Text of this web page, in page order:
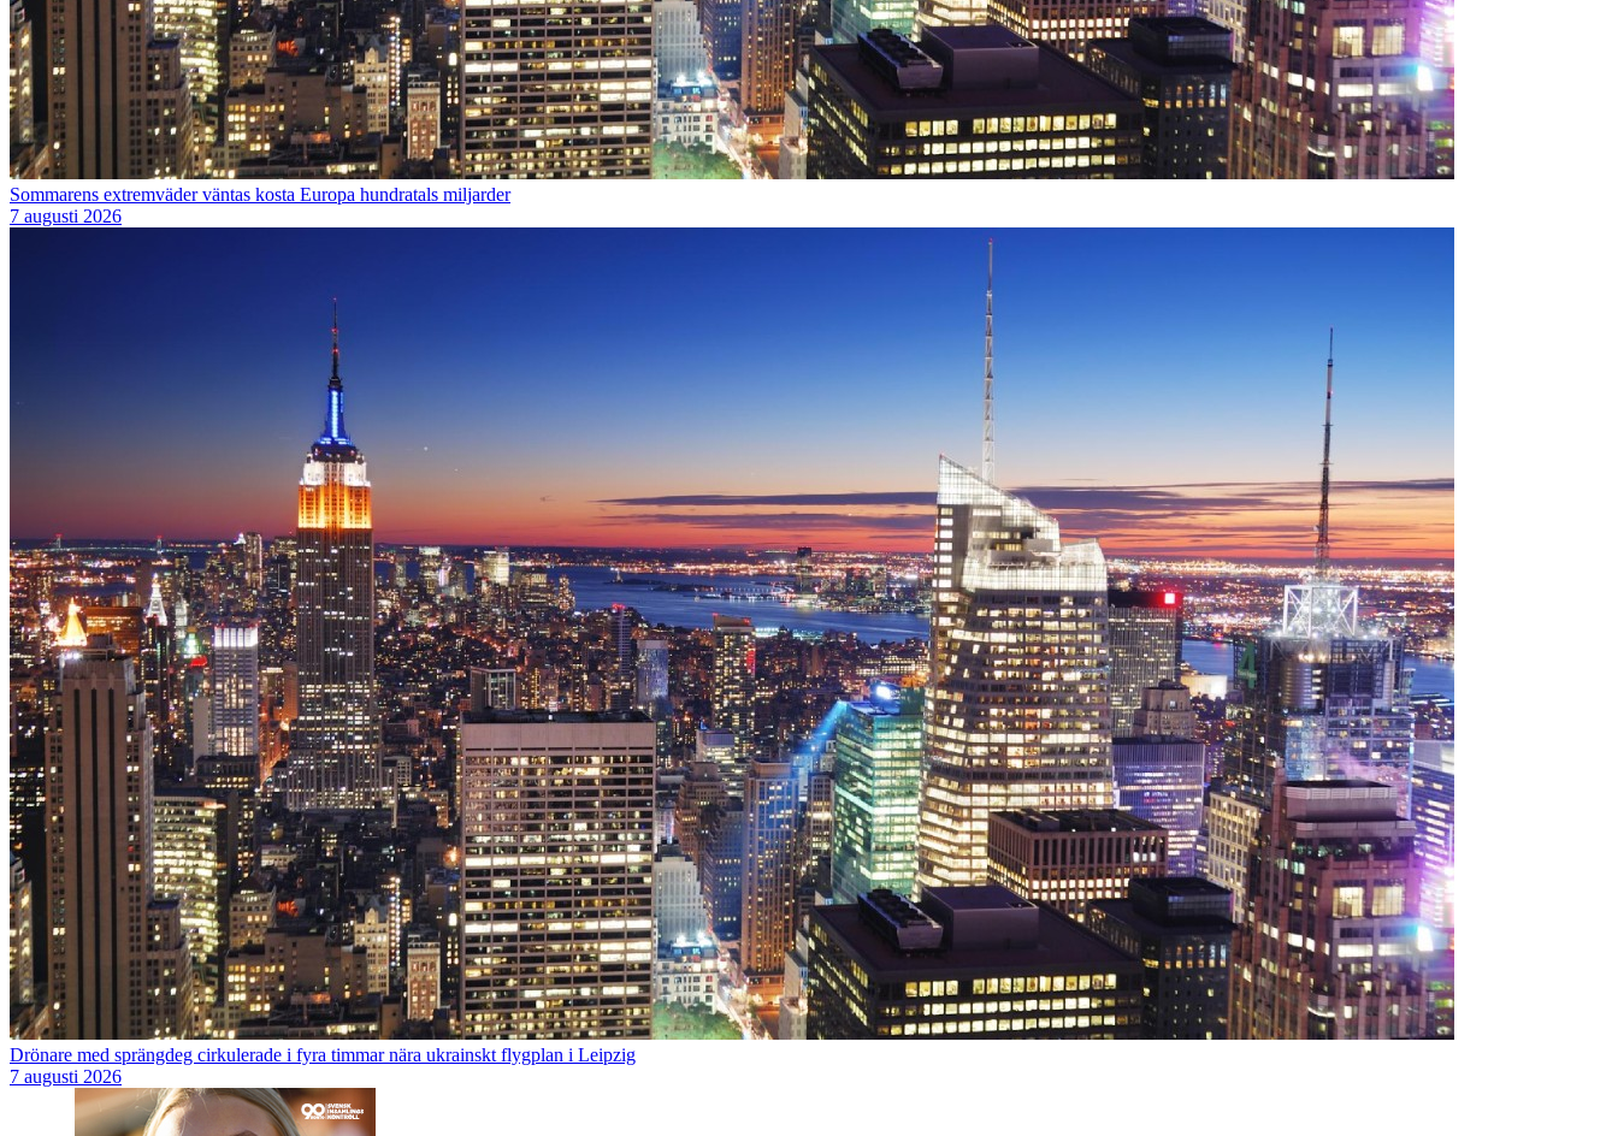
Sommarens extremväder väntas kosta Europa hundratals miljarder
7 augusti 2026
Drönare med sprängdeg cirkulerade i fyra timmar nära ukrainskt flygplan i Leipzig
7 augusti 2026